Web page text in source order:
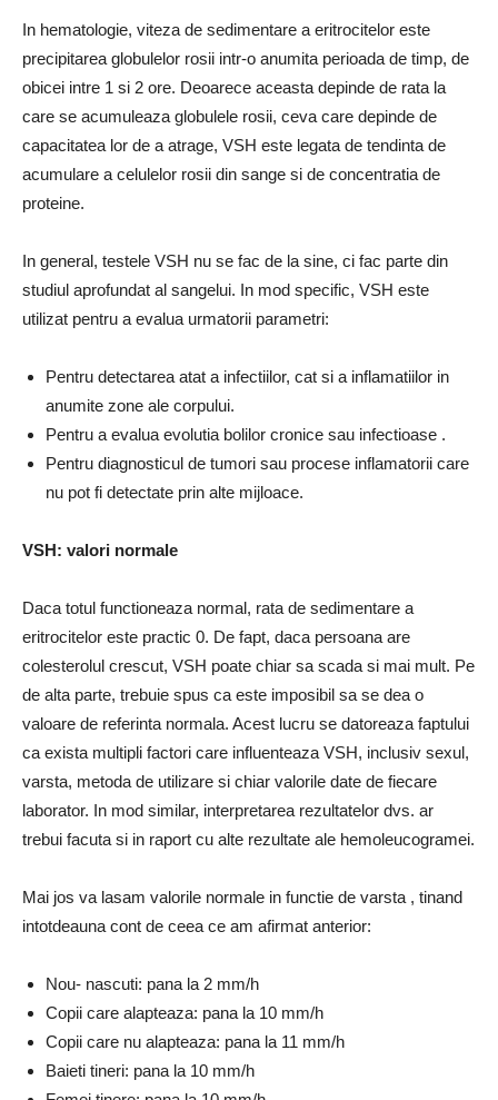
In hematologie, viteza de sedimentare a eritrocitelor este
precipitarea globulelor rosii intr-o anumita perioada de timp, de
obicei intre 1 si 2 ore. Deoarece aceasta depinde de rata la
care se acumuleaza globulele rosii, ceva care depinde de
capacitatea lor de a atrage, VSH este legata de tendinta de
acumulare a celulelor rosii din sange si de concentratia de
proteine.
In general, testele VSH nu se fac de la sine, ci fac parte din
studiul aprofundat al sangelui. In mod specific, VSH este
utilizat pentru a evalua urmatorii parametri:
Pentru detectarea atat a infectiilor, cat si a inflamatiilor in
anumite zone ale corpului.
Pentru a evalua evolutia bolilor cronice sau infectioase .
Pentru diagnosticul de tumori sau procese inflamatorii care
nu pot fi detectate prin alte mijloace.
VSH: valori normale
Daca totul functioneaza normal, rata de sedimentare a
eritrocitelor este practic 0. De fapt, daca persoana are
colesterolul crescut, VSH poate chiar sa scada si mai mult. Pe
de alta parte, trebuie spus ca este imposibil sa se dea o
valoare de referinta normala. Acest lucru se datoreaza faptului
ca exista multipli factori care influenteaza VSH, inclusiv sexul,
varsta, metoda de utilizare si chiar valorile date de fiecare
laborator. In mod similar, interpretarea rezultatelor dvs. ar
trebui facuta si in raport cu alte rezultate ale hemoleucogramei.
Mai jos va lasam valorile normale in functie de varsta , tinand
intotdeauna cont de ceea ce am afirmat anterior:
Nou- nascuti: pana la 2 mm/h
Copii care alapteaza: pana la 10 mm/h
Copii care nu alapteaza: pana la 11 mm/h
Baieti tineri: pana la 10 mm/h